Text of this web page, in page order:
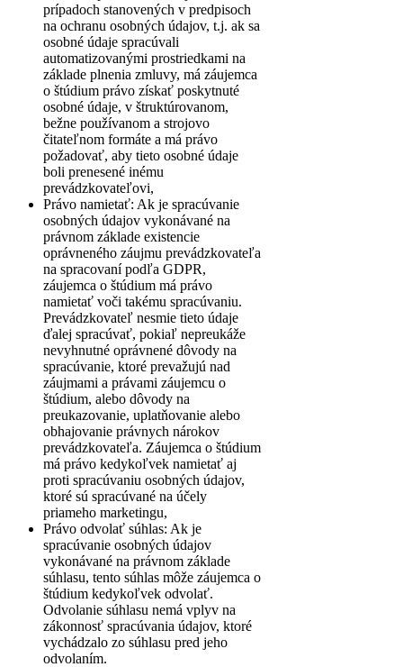
prípadoch stanovených v predpisoch
na ochranu osobných údajov, t.j. ak sa
osobné údaje spracúvali
automatizovanými prostriedkami na
základe plnenia zmluvy, má záujemca
o štúdium právo získať poskytnuté
osobné údaje, v štruktúrovanom,
bežne používanom a strojovo
čitateľnom formáte a má právo
požadovať, aby tieto osobné údaje
boli prenesené inému
prevádzkovateľovi,
Právo namietať: Ak je spracúvanie
osobných údajov vykonávané na
právnom základe existencie
oprávneného záujmu prevádzkovateľa
na spracovaní podľa GDPR,
záujemca o štúdium má právo
namietať voči takému spracúvaniu.
Prevádzkovateľ nesmie tieto údaje
ďalej spracúvať, pokiaľ nepreukáže
nevyhnutné oprávnené dôvody na
spracúvanie, ktoré prevažujú nad
záujmami a právami záujemcu o
štúdium, alebo dôvody na
preukazovanie, uplatňovanie alebo
obhajovanie právnych nárokov
prevádzkovateľa. Záujemca o štúdium
má právo kedykoľvek namietať aj
proti spracúvaniu osobných údajov,
ktoré sú spracúvané na účely
priameho marketingu,
Právo odvolať súhlas: Ak je
spracúvanie osobných údajov
vykonávané na právnom základe
súhlasu, tento súhlas môže záujemca o
štúdium kedykoľvek odvolať.
Odvolanie súhlasu nemá vplyv na
zákonnosť spracúvania údajov, ktoré
vychádzalo zo súhlasu pred jeho
odvolaním.